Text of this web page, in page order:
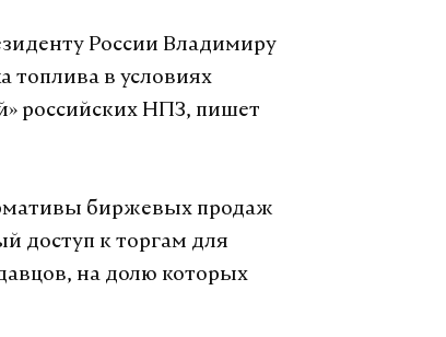
России Владимиру
топлива в условиях
российских НПЗ, пишет
биржевых продаж
доступ к торгам для
на долю которых